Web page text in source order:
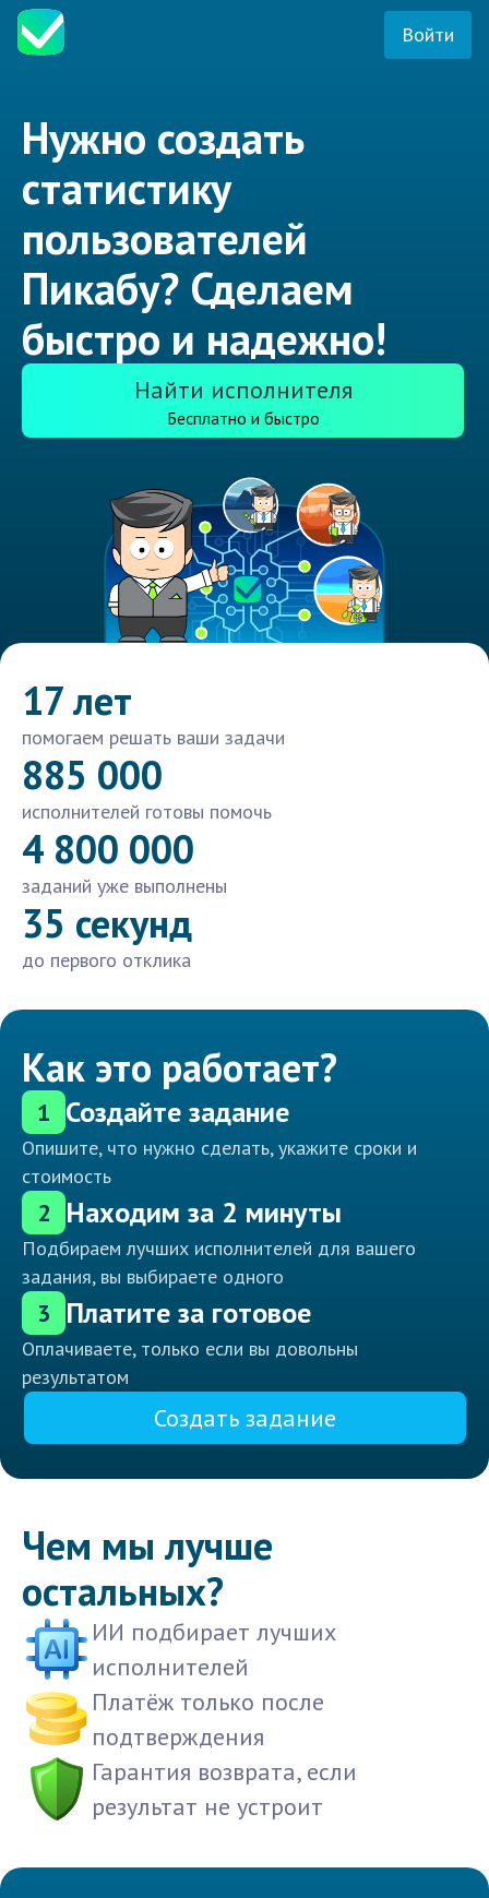
Войти
Нужно создать
статистику
пользователей
Пикабу? Сделаем
быстро и надежно!
Найти исполнителя
Бесплатно и быстро
17 лет
помогаем решать ваши задачи
885 000
исполнителей готовы помочь
4 800 000
заданий уже выполнены
35 секунд
до первого отклика
Как это работает?
1 Создайте задание
Опишите, что нужно сделать, укажите сроки и
стоимость
2 Находим за 2 минуты
Подбираем лучших исполнителей для вашего
задания, вы выбираете одного
3 Платите за готовое
Оплачиваете, только если вы довольны
результатом
Создать задание
Чем мы лучше
остальных?
ИИ подбирает лучших
исполнителей
Платёж только после
подтверждения
Гарантия возврата, если
результат не устроит